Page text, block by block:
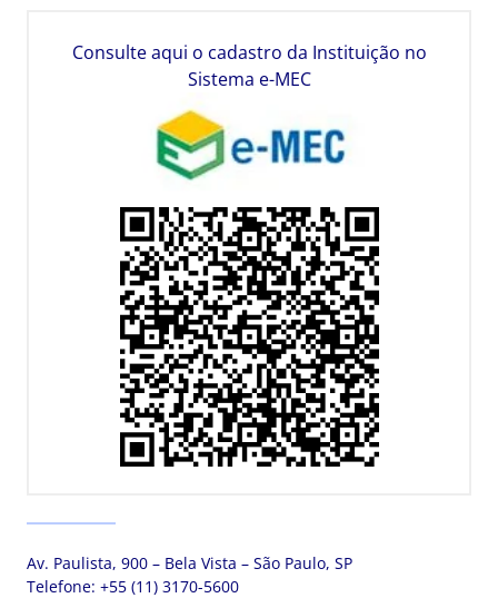
Consulte aqui o cadastro da Instituição no
Sistema e-MEC
Av. Paulista, 900 – Bela Vista – São Paulo, SP
Telefone: +55 (11) 3170-5600